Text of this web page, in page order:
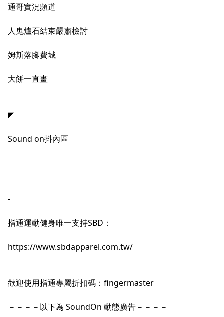
通哥實況頻道
人鬼爐石結束嚴肅檢討
姆斯落腳費城
大餅一直畫
◤
Sound on抖內區
-
指通運動健身唯一支持SBD：
https://www.sbdapparel.com.tw/
歡迎使用指通專屬折扣碼：fingermaster
－－－－以下為 SoundOn 動態廣告－－－－